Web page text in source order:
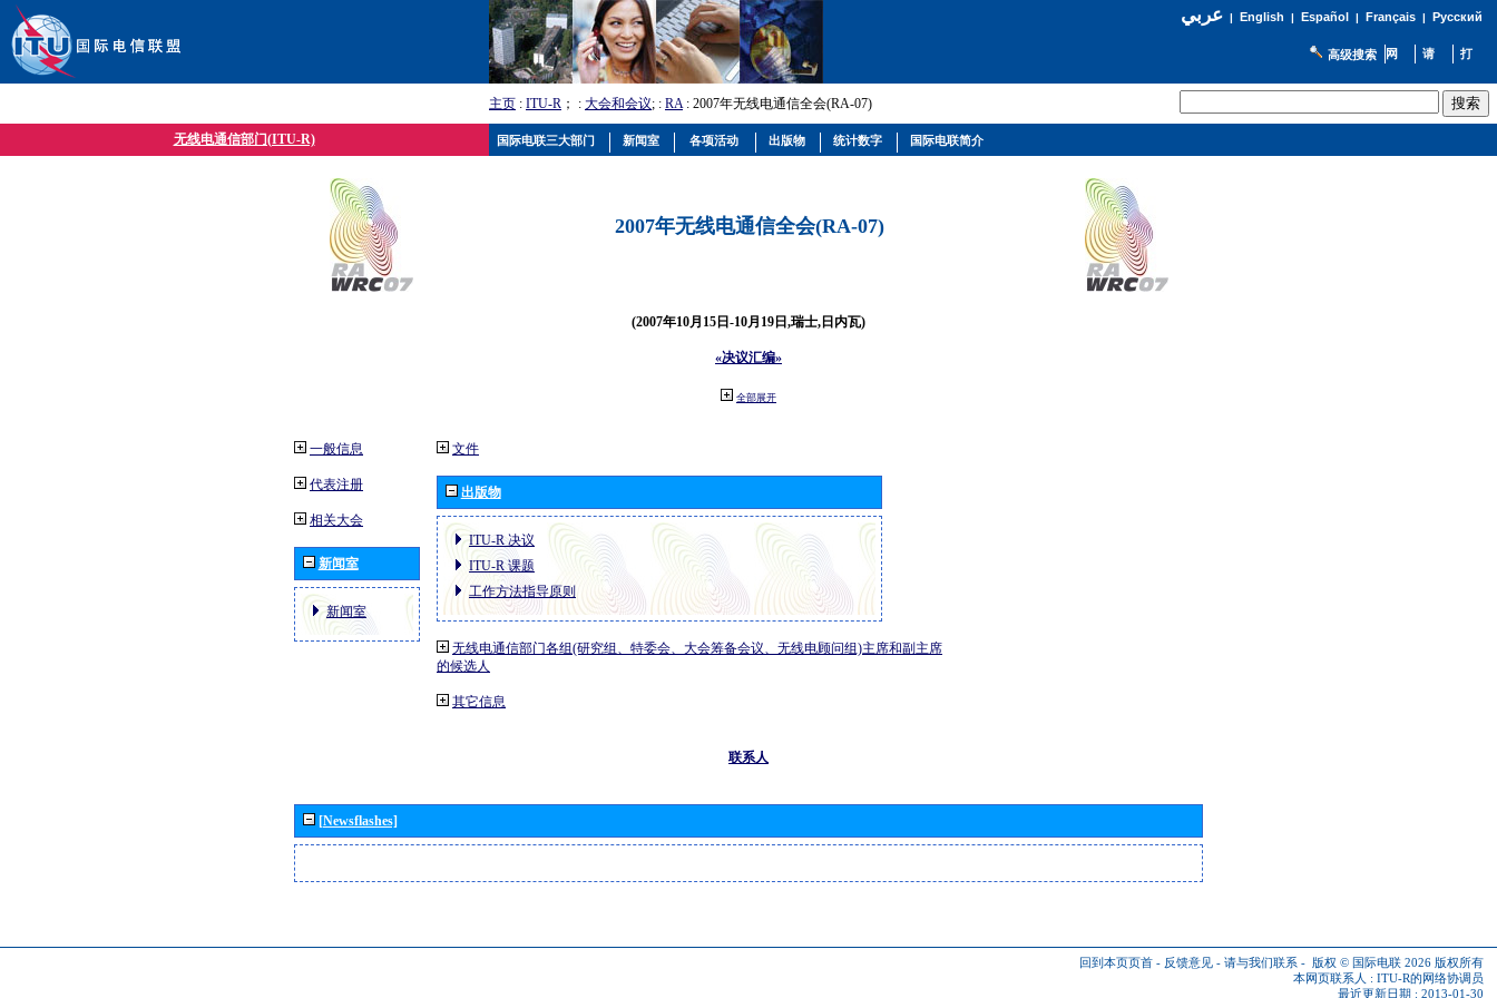
عربي| English | Español | Français| Русский
高级搜索
主页 : ITU-R ； : 大会和会议; : RA: 2007年无线电通信全会(RA-07)
无线电通信部门(ITU-R)
2007年无线电通信全会(RA-07)
(2007年10月15日-10月19日,瑞士,日内瓦)
«决议汇编»
全部展开
一般信息
代表注册
相关大会
新闻室
新闻室
文件
出版物
ITU-R 决议
ITU-R 课题
工作方法指导原则
无线电通信部门各组(研究组、特委会、大会筹备会议、无线电顾问组)主席和副主席
的候选人
其它信息
联系人
[Newsflashes]
回到本页页首 - 反馈意见 - 请与我们联系 - 版权 © 国际电联 2026 版权所有
本网页联系人 : ITU-R的网络协调员
最近更新日期 : 2013-01-30
国际电联三大部门 新闻室 各项活动 出版物 统计数字 国际电联简介